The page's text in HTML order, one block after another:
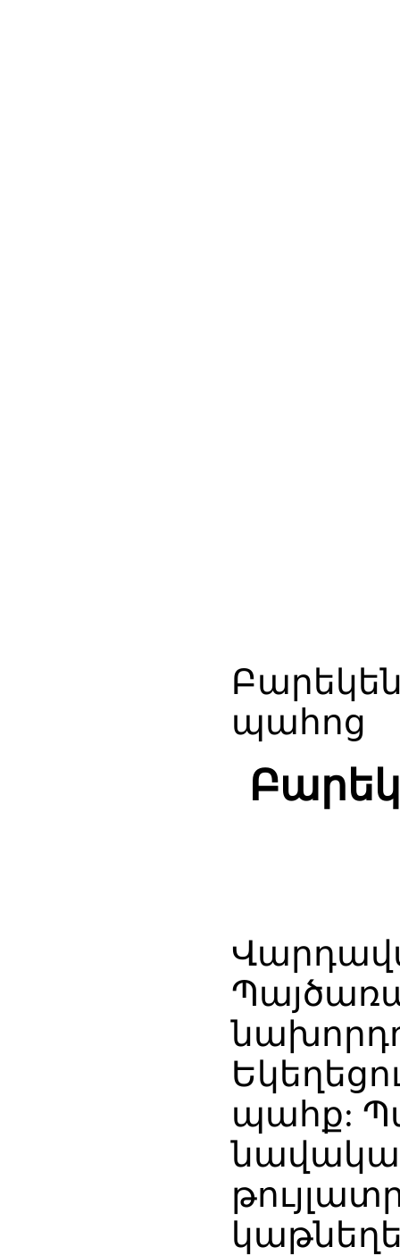
պահոց
պահք: